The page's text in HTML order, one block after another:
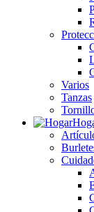
Varios
Tanzas